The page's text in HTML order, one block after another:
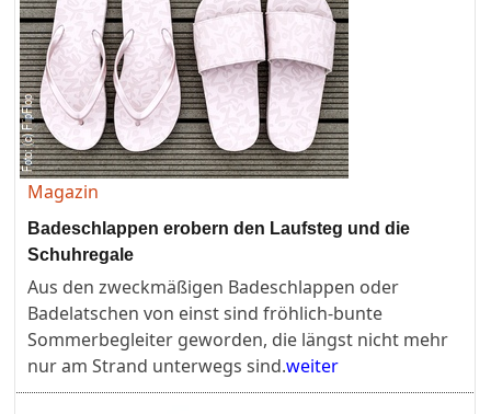
Magazin
Badeschlappen erobern den Laufsteg und die
Schuhregale
Aus den zweckmäßigen Badeschlappen oder
Badelatschen von einst sind fröhlich-bunte
Sommerbegleiter geworden, die längst nicht mehr
nur am Strand unterwegs sind.weiter